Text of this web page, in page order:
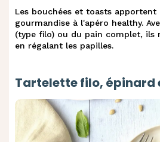
Les bouchées et toasts apportent
gourmandise à l'apéro healthy.
(type filo) ou du pain complet, ils
en régalant les papilles.
Tartelette filo, épinard